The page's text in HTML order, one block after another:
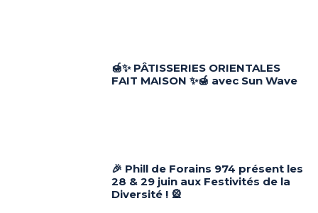
🍯✨ PÂTISSERIES ORIENTALES
FAIT MAISON ✨🍯 avec Sun Wave
🎉 Phill de Forains 974 présent les
28 & 29 juin aux Festivités de la
Diversité ! 🎡